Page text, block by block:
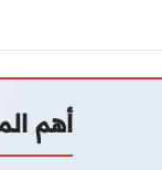
أهم